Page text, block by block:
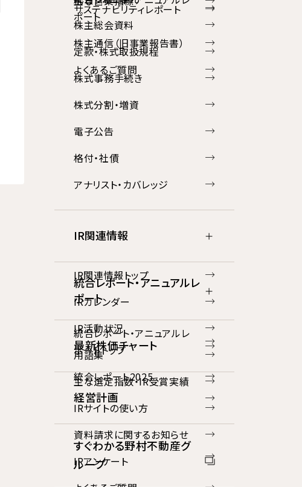
サステナビリティレポート
ポート
株主通信（旧事業報告書）
よくあるご質問
株主総会資料
定款・株式取扱規程
株式事務手続き
株式分割・増資
電子公告
格付・社債
アナリスト・カバレッジ
IR関連情報
IR関連情報トップ
IRカレンダー
IR活動状況
用語集
主な選定指数・IR受賞実績
IRサイトの使い方
資料請求に関するお知らせ
IRアンケート
統合レポート・アニュアルレ
ポート
統合レポート・アニュアルレ
ポートトップ
統合レポート2025
最新株価チャート
経営計画
すぐわかる野村不動産グ
ループ